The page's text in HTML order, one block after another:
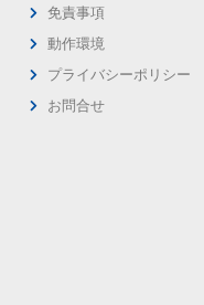
免責事項
動作環境
プライバシーポリシー
お問合せ